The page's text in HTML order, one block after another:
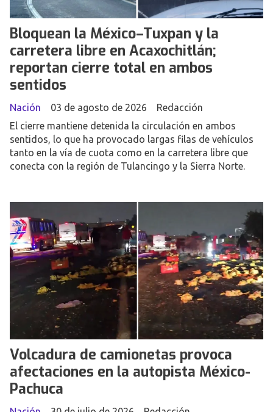
Bloquean la México–Tuxpan y la
carretera libre en Acaxochitlán;
reportan cierre total en ambos
sentidos
Redacción
Nación
03 de agosto de 2026
El cierre mantiene detenida la circulación en ambos
sentidos, lo que ha provocado largas filas de vehículos
tanto en la vía de cuota como en la carretera libre que
conecta con la región de Tulancingo y la Sierra Norte.
Volcadura de camionetas provoca
afectaciones en la autopista México-
Pachuca